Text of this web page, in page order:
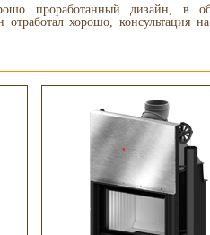
проработанный дизайн, в
хорошо, консультация